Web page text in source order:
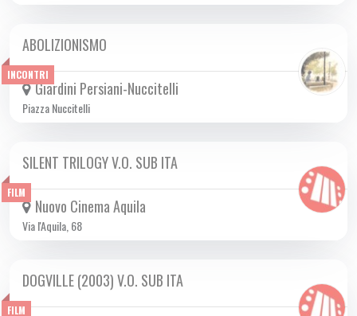
INCONTRI
DA MAR 03/06 A VEN 27/06 2025
ABOLIZIONISMO
Giardini Persiani-Nuccitelli
Piazza Nuccitelli
FILM
DA GIO 22/05 A DOM 15/06 2025
SILENT TRILOGY V.O. SUB ITA
Nuovo Cinema Aquila
Via l'Aquila, 68
FILM
DA LUN 02/06 A MER 04/06 2025
DOGVILLE (2003) V.O. SUB ITA